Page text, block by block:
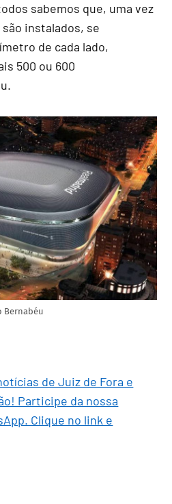
sabemos que, uma vez
instalados, se
de cada lado,
500 ou 600
Bernabéu
de Juiz de Fora e
Participe da nossa
Clique no link e